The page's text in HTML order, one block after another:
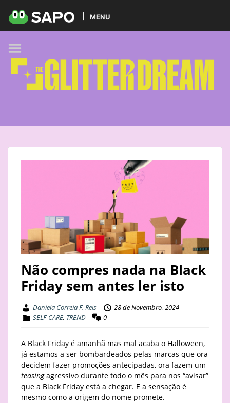
MENU
Não compres nada na Black
Friday sem antes ler isto
Daniela Correia F. Reis
28 de Novembro, 2024
SELF-CARE, TREND 0
A Black Friday é amanhã mas mal acaba o Halloween,
já estamos a ser bombardeados pelas marcas que ora
decidem fazer promoções antecipadas, ora fazem um
teasingagressivo durante todo o mês para nos “avisar”
que a Black Friday está a chegar. E a sensação é
mesmo como a origem do nome promete.
HOME
PODCAST
GLITTER BRANDS
KIDS
TREND
MUSIC
STAY
BUSINESS
ABOUT